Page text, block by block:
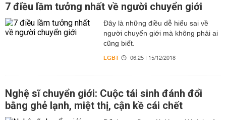
7 điều lầm tưởng nhất về người chuyển giới
Đây là những điều dễ hiểu sai về
người chuyển giới mà không phải ai
cũng biết.
LGBT 06:25 | 15/12/2018
Nghệ sĩ chuyển giới: Cuộc tái sinh đánh đổi
bằng ghẻ lạnh, miệt thị, cận kề cái chết